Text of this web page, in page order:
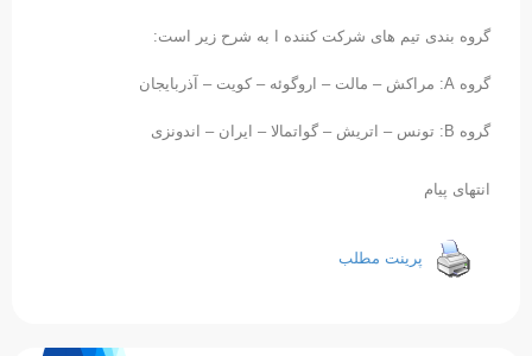
گروه بندی تیم های شرکت کننده ا به شرح زیر است:
گروه A: مراکش – مالت – اروگوئه – کویت – آذربایجان
گروه B: تونس – اتریش – گواتمالا – ایران – اندونزی
انتهای پیام
پرینت مطلب